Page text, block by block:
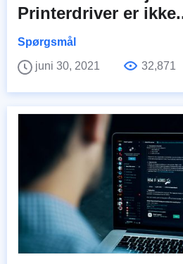
Printerdriver er
Spørgsmål
juni 30, 2021
32,871